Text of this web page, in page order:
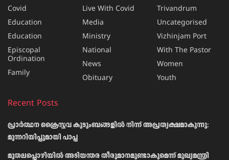
Covid
Education
Education
Episcopal
Ordination
Family
Live With Covid
Media
Ministry
National
News
Obituary
Trivandrum
Uncategorised
Vizhinjam Port
With The Pastor
Women
Youth
Recent Posts
പ്രാര്‍ത്ഥന ക്രൈസ്തവ കുടുംബങ്ങളില്‍ നിന്ന് അപ്രത്യക്ഷമാകുന്നു:
മുന്നറിയിപ്പുമായി പാപ്പ
മുതലപ്പൊഴിയിൽ അടിയന്തര തീരുമാനമുണ്ടാകുമെന്ന് മുഖ്യമന്ത്രി